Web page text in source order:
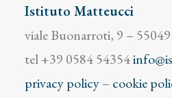
Istituto Matteucci
viale Buonarroti, 9 –
tel +39 0584 54354
privacy policy– cookie